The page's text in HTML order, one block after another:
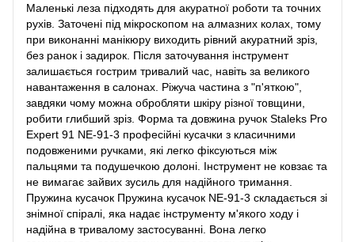
Маленькі леза підходять для акуратної роботи та точних
рухів. Заточені під мікроскопом на алмазних колах, тому
при виконанні манікюру виходить рівний акуратний зріз,
без ранок і задирок. Після заточування інструмент
залишається гострим тривалий час, навіть за великого
навантаження в салонах. Ріжуча частина з "п'яткою",
завдяки чому можна обробляти шкіру різної товщини,
робити глибший зріз. Форма та довжина ручок Staleks Pro
Expert 91 NE-91-3 професійні кусачки з класичними
подовженими ручками, які легко фіксуються між
пальцями та подушечкою долоні. Інструмент не ковзає та
не вимагає зайвих зусиль для надійного тримання.
Пружина кусачок Пружина кусачок NE-91-3 складається зі
знімної спіралі, яка надає інструменту м'якого ходу і
надійна в тривалому застосуванні. Вона легко